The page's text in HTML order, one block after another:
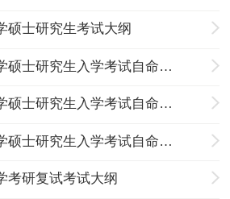
硕士研究生考试大纲
2020年武汉工程大学硕士研究生入学考试自命题考试大纲
2019年武汉工程大学硕士研究生入学考试自命题考试大纲
2018年武汉工程大学硕士研究生入学考试自命题考试大纲
考研复试考试大纲